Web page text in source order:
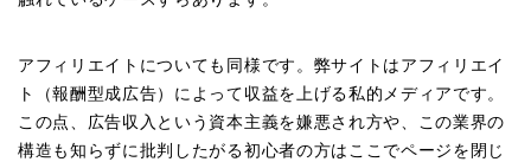
アフィリエイトについても同様です。弊サイトはアフィリエイ
ト（報酬型成広告）によって収益を上げる私的メディアです。
この点、広告収入という資本主義を嫌悪され方や、この業界の
構造も知らずに批判したがる初心者の方はここでページを閉じ